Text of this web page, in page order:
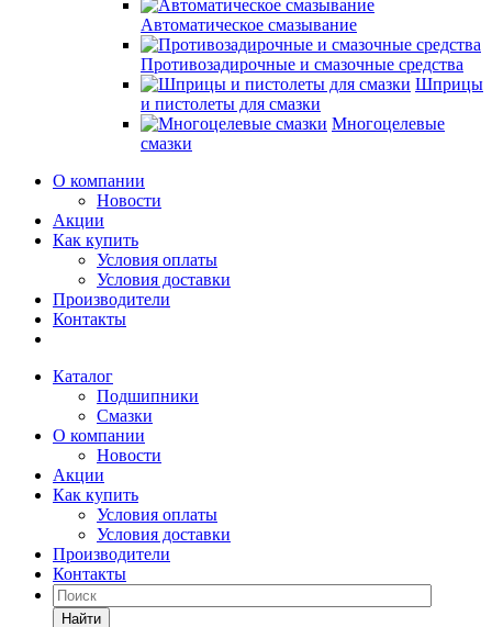
Автоматическое смазывание
Противозадирочные и смазочные средства
Шприцы
и пистолеты для смазки
Многоцелевые
смазки
О компании
Новости
Акции
Как купить
Условия оплаты
Условия доставки
Производители
Контакты
Каталог
Подшипники
Смазки
О компании
Новости
Акции
Как купить
Условия оплаты
Условия доставки
Производители
Контакты
Найти